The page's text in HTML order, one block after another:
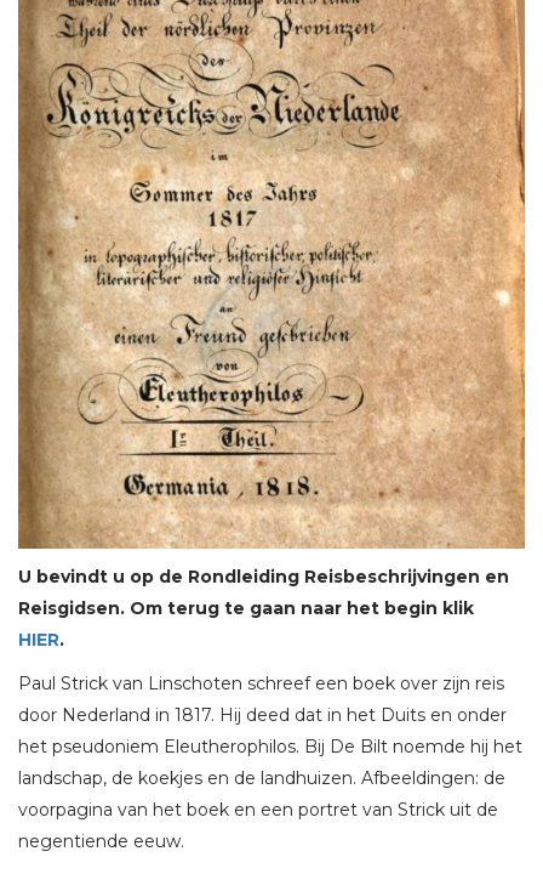
U bevindt u op de Rondleiding Reisbeschrijvingen en
Reisgidsen. Om terug te gaan naar het begin klik
HIER.
Paul Strick van Linschoten schreef een boek over zijn reis
door Nederland in 1817. Hij deed dat in het Duits en onder
het pseudoniem Eleutherophilos. Bij De Bilt noemde hij het
landschap, de koekjes en de landhuizen. Afbeeldingen: de
voorpagina van het boek en een portret van Strick uit de
negentiende eeuw.